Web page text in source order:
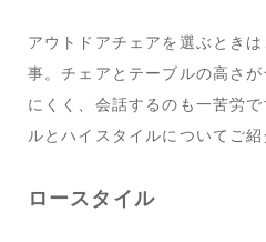
アウトドアチェアを選ぶとき
事。チェアとテーブルの高さ
にくく、会話するのも一苦労
ルとハイスタイルについてご紹
ロースタイル